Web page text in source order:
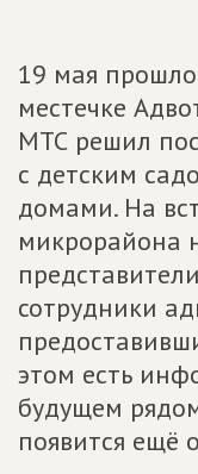
19 мая
местечке
МТС решил
с детским
домами. На
микрорайона
сотрудники
этом есть
будущем
появится ещё